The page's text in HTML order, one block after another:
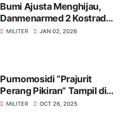
Bumi Ajusta Menghijau,
Danmenarmed 2 Kostrad
Pimpin Gerakan Tanam
MILITER JAN 02, 2026
Purnomosidi “Prajurit
Perang Pikiran” Tampil di
Body Contest Piala Wali
MILITER OCT 26, 2025